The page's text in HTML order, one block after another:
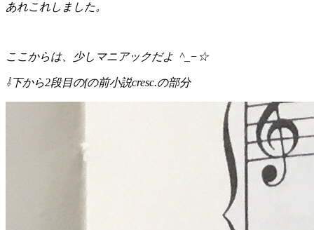
あれこれしました。
ここからは、少しマニアックだよ ^_−☆
⇩下から2段目のfの前小説cresc.の部分